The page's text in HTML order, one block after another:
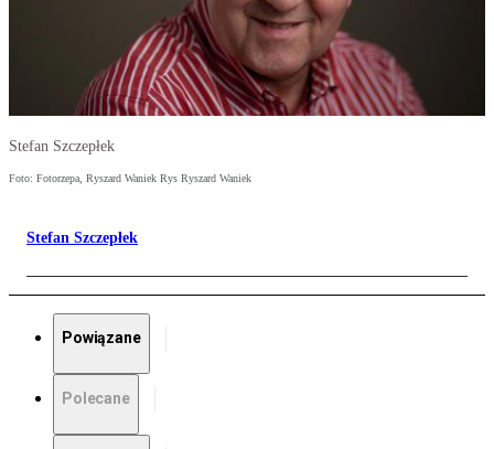
Stefan Szczepłek
Foto: Fotorzepa, Ryszard Waniek Rys Ryszard Waniek
Stefan Szczepłek
Powiązane
Polecane